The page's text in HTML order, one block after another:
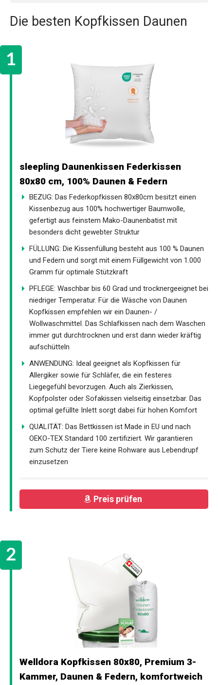
Die besten Kopfkissen Daunen
sleepling Daunenkissen Federkissen
80x80 cm, 100% Daunen & Federn
BEZUG: Das Federkopfkissen 80x80cm besitzt einen
Kissenbezug aus 100% hochwertiger Baumwolle,
gefertigt aus feinstem Mako-Daunenbatist mit
besonders dicht gewebter Struktur
FÜLLUNG: Die Kissenfüllung besteht aus 100 % Daunen
und Federn und sorgt mit einem Füllgewicht von 1.000
Gramm für optimale Stützkraft
PFLEGE: Waschbar bis 60 Grad und trocknergeeignet bei
niedriger Temperatur. Für die Wäsche von Daunen
Kopfkissen empfehlen wir ein Daunen- /
Wollwaschmittel. Das Schlafkissen nach dem Waschen
immer gut durchtrocknen und erst dann wieder kräftig
aufschütteln
ANWENDUNG: Ideal geeignet als Kopfkissen für
Allergiker sowie für Schläfer, die ein festeres
Liegegefühl bevorzugen. Auch als Zierkissen,
Kopfpolster oder Sofakissen vielseitig einsetzbar. Das
optimal gefüllte Inlett sorgt dabei für hohen Komfort
QUALITÄT: Das Bettkissen ist Made in EU und nach
OEKO-TEX Standard 100 zertifiziert. Wir garantieren
zum Schutz der Tiere keine Rohware aus Lebendrupf
einzusetzen
Preis prüfen
Welldora Kopfkissen 80x80, Premium 3-
Kammer, Daunen & Federn, komfortweich